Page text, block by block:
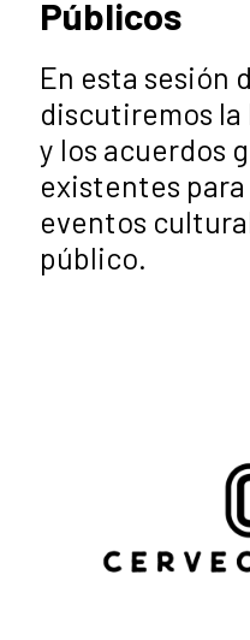
Públicos
En esta sesión
discutiremos la
y los acuerdos
existentes
eventos
público.